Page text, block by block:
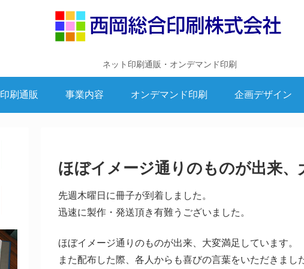
ネット印刷通販・オンデマンド印刷
印刷通販 事業内容 オンデマンド印刷 企画デザイン
ほぼイメージ通りのものが出来、
先週木曜日に冊子が到着しました。
迅速に製作・発送頂き有難うございました。
ほぼイメージ通りのものが出来、大変満足しています。
また配布した際、各人からも喜びの言葉をいただきまし